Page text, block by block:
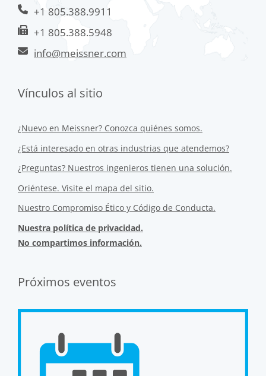
+1 805.388.9911
+1 805.388.5948
info@meissner.com
Vínculos al sitio
¿Nuevo en Meissner? Conozca quiénes somos.
¿Está interesado en otras industrias que atendemos?
¿Preguntas? Nuestros ingenieros tienen una solución.
Oriéntese. Visite el mapa del sitio.
Nuestro Compromiso Ético y Código de Conducta.
Nuestra política de privacidad.
No compartimos información.
Próximos eventos